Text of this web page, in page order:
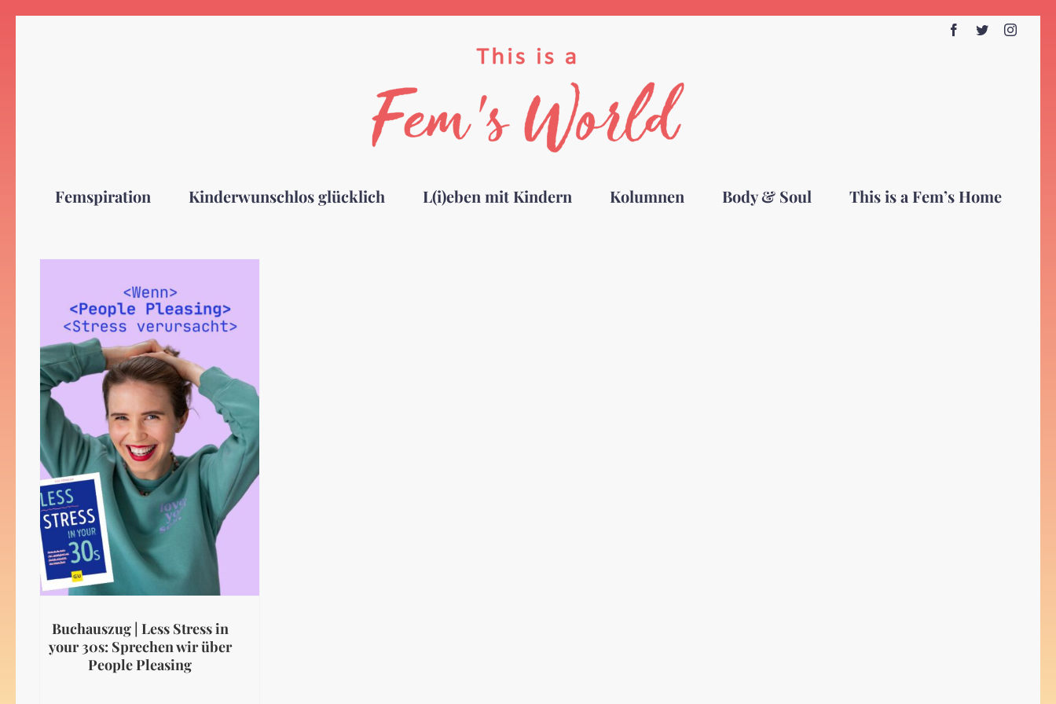
Facebook
Twitter
Femspiration Kinderwunschlos glücklich L(i)eben mit Kindern Kolumnen Body & Soul This is a Fem’s Home
Buchauszug | Less Stress in
your 30s: Sprechen wir über
People Pleasing